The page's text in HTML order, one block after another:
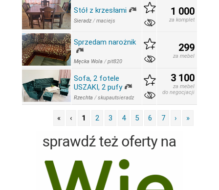
Stół z krzesłami
Sieradz /maciejs
1 000
za komplet
Sprzedam narożnik
Męcka Wola /pit820
299
za mebel
Sofa, 2 fotele
USZAKI, 2 pufy
Rzechta /skupautsieradz
3 100
za mebel
do negocjacji
« ‹ 1 2 3 4 5 6 7 › »